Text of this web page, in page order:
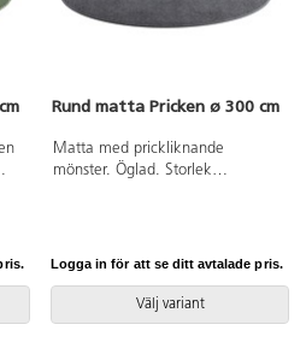
Rund matta Pricken ø 300 cm
Matta med prickliknande
mönster. Öglad. Storlek
Baksida med halkfri
Rekommenderas ej till
värmegolv.
Logga in för att se ditt avtalade pris.
Välj variant